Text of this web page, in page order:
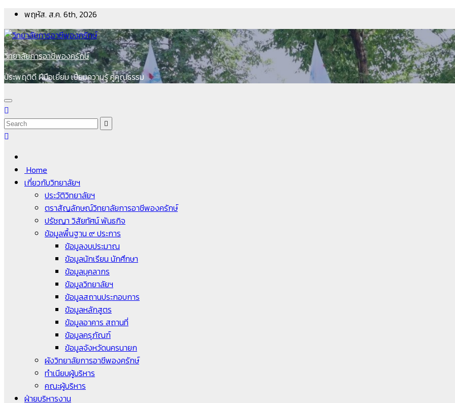
Skip
to
content
พฤหัส. ส.ค. 6th, 2026
วิทยาลัยการอาชีพองครักษ์
ประพฤติดี ฝีมือเยี่ยม เปี่ยมความรู้ คู่คุณธรรม
Home
เกี่ยวกับวิทยาลัยฯ
ประวัติวิทยาลัยฯ
ตราสัญลักษณ์วิทยาลัยการอาชีพองครักษ์
ปรัชญา วิสัยทัศน์ พันธกิจ
ข้อมูลพื้นฐาน ๙ ประการ
ข้อมูลงบประมาณ
ข้อมูลนักเรียน นักศึกษา
ข้อมูลบุคลากร
ข้อมูลวิทยาลัยฯ
ข้อมูลสถานประกอบการ
ข้อมูลหลักสูตร
ข้อมูลอาคาร สถานที่
ข้อมูลครุภัณฑ์
ข้อมูลจังหวัดนครนายก
ผังวิทยาลัยการอาชีพองครักษ์
ทำเนียบผู้บริหาร
คณะผู้บริหาร
ฝ่ายบริหารงาน